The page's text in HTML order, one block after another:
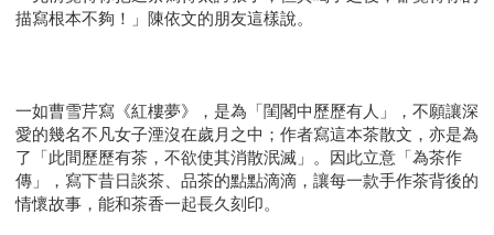
描寫根本不夠！」陳依文的朋友這樣說。
一如曹雪芹寫《紅樓夢》，是為「閨閣中歷歷有人」，不願讓深
愛的幾名不凡女子湮沒在歲月之中；作者寫這本茶散文，亦是為
了「此間歷歷有茶，不欲使其消散泯滅」。因此立意「為茶作
傳」，寫下昔日談茶、品茶的點點滴滴，讓每一款手作茶背後的
情懷故事，能和茶香一起長久刻印。